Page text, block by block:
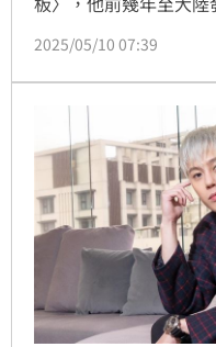
李唯楓也曾與金馬影帝
了不少戲份，讓他十分
2025/05/10 07:39